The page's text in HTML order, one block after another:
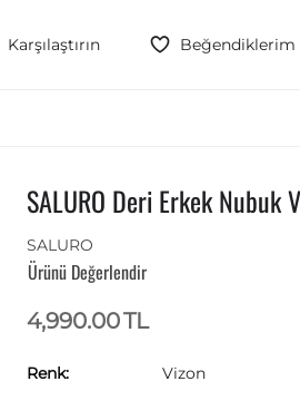
Karşılaştırın Beğendiklerim
SALURO Deri Erkek Nubuk
SALURO
Ürünü Değerlendir
4,990.00TL
Renk: Vizon